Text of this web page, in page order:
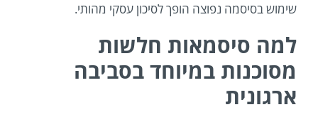
שימוש בסיסמה נפוצה הופך לסיכון עסקי מהותי.
למה סיסמאות חלשות
מסוכנות במיוחד בסביבה
ארגונית